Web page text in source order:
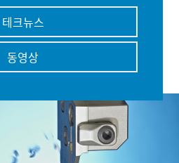
테크뉴스
동영상